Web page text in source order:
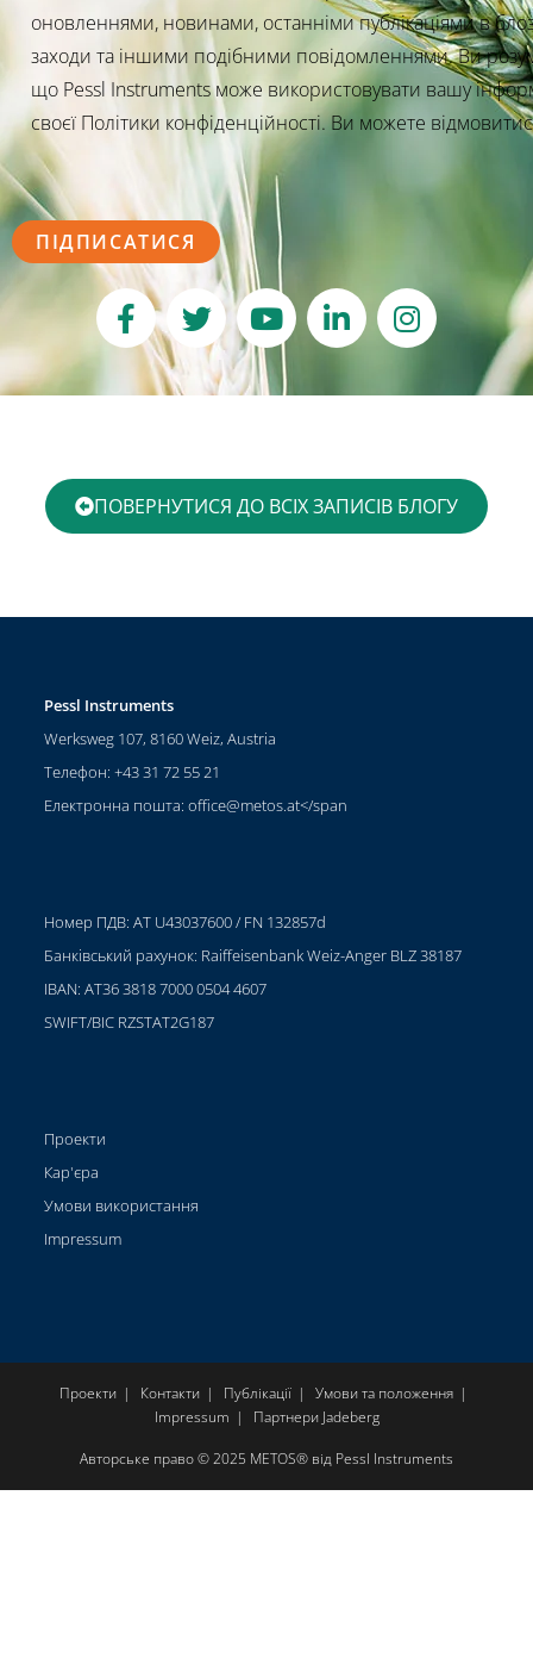
оновленнями, новинами, останніми публікаціями в
заходи та іншими подібними повідомленнями. Ви
що Pessl Instruments може використовувати вашу
своєї Політики конфіденційності. Ви можете
ПОВЕРНУТИСЯ ДО ВСІХ ЗАПИСІВ БЛОГУ
Pessl Instruments
Werksweg 107, 8160 Weiz, Austria
Телефон: +43 31 72 55 21
Електронна пошта:office@metos.at</span
Номер ПДВ: AT U43037600 / FN 132857d
Банківський рахунок: Raiffeisenbank Weiz-Anger BLZ 38187
IBAN: AT36 3818 7000 0504 4607
SWIFT/BIC RZSTAT2G187
Проекти
Кар'єра
Умови використання
Impressum
Проекти Контакти Публікації
Умови та положення
Impressum
Партнери Jadeberg
Авторське право © 2025 METOS® від Pessl Instruments